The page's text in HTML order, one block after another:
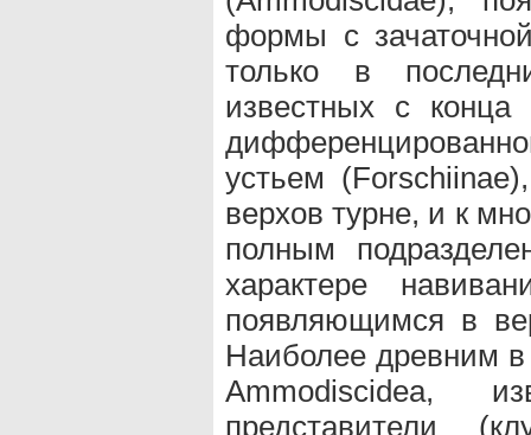
формы с
только в
известных с
устьем
верхов турне, и к
полным
характере
появляющимся в
Наиболее древним в
Ammodiscidea,
представители